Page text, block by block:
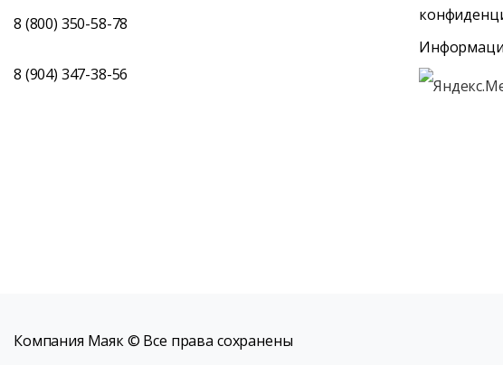
8 (800) 350-58-78
8 (904) 347-38-56
Компания Маяк © Все права сохранены